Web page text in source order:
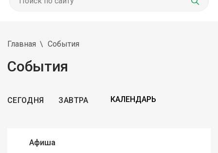
Главная События
События
СЕГОДНЯ ЗАВТРА
Афиша